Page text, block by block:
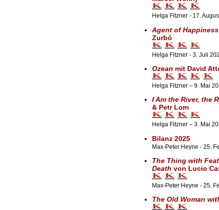
Helga Fitzner - 17.
Agent of Happiness
Zurbó
Helga Fitzner - 3. Juli
Ozean mit David
Helga Fitzner – 9. Mai
I Am the River, the
& Petr Lom
Helga Fitzner – 3. Mai
Bilanz 2025
Max-Peter Heyne - 25.
The Thing with
Death von Lucio
Max-Peter Heyne - 25.
The Old Woman